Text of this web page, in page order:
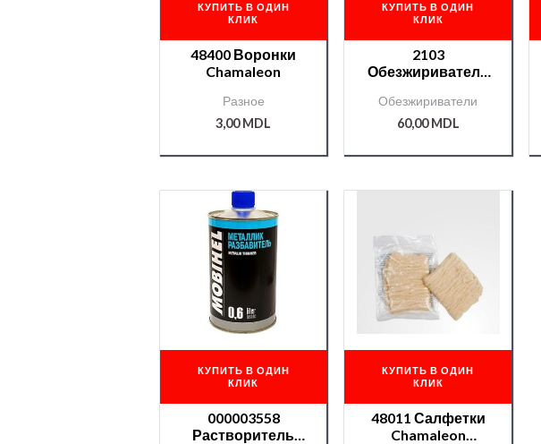
КУПИТЬ В ОДИН
КЛИК
48400 Воронки
Chamaleon
Разное
3,00MDL
КУПИТЬ В ОДИН
КЛИК
2103
Обезжириватель
Обезжириватели
60,00MDL
КУПИТЬ В ОДИН
КЛИК
000003558
Растворитель
КУПИТЬ В ОДИН
КЛИК
48011 Салфетки
Chamaleon